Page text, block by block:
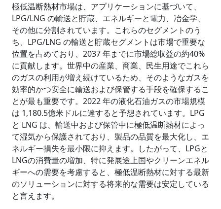
極低温断熱材市場は、アプリケーションに基づいて、
LPG/LNG の輸送と貯蔵、エネルギーと電力、冶金学、
その他に分割されています。これらのセグメントのう
ち、LPG/LNG の輸送と貯蔵セグメントは市場で重要な
位置を占めており、2037 年までに市場総収益の約40%
に貢献します。世界中の産業、商業、民生用途でこれら
のガスの利用が増え続けているため、そのようなガスを
効率的かつ安全に輸送および保管する手段を確保するこ
とが最も重要です。2022 年の液化石油ガスの市場規模
は 1,180.5億米ドルに達すると予想されています。LPG
と LNG は、輸送中および保管中に極低温断熱材によっ
て湿気から保護されており、製品の品質を最大化し、エ
ネルギー損失を最小限に抑えます。したがって、LPGと
LNGの消費量の増加、特に発展途上国やクリーンエネル
ギーへの需要を考慮すると、極低温断熱材に対する最新
のソリューションに対する将来的な需要は安定している
と言えます。